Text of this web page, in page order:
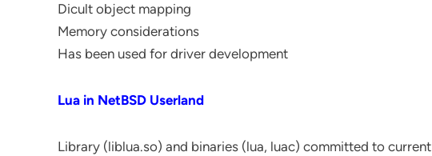
Dicult object mapping
Memory considerations
Has been used for driver development
Lua in NetBSD Userland
Library (liblua.so) and binaries (lua, luac) committed to current